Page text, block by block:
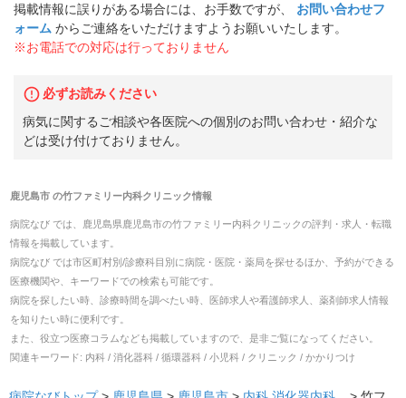
掲載情報に誤りがある場合には、お手数ですが、
お問い合わせフ
ォーム からご連絡をいただけますようお願いいたします。
※お電話での対応は行っておりません
必ずお読みください
病気に関するご相談や各医院への個別のお問い合わせ・紹介な
どは受け付けておりません。
鹿児島市の竹ファミリー内科クリニック情報
病院なび では、 鹿児島県鹿児島市の竹ファミリー内科クリニックの評判・求人・転職
情報を掲載しています。
病院なび では市区町村別/診療科目別に病院・医院・薬局を探せるほか、予約ができる
医療機関や、キーワードでの検索も可能です。
病院を探したい時、診療時間を調べたい時、医師求人や看護師求人、薬剤師求人情報
を知りたい時に便利です。
また、役立つ医療コラムなども掲載していますので、是非ご覧になってください。
関連キーワード: 内科 / 消化器科 / 循環器科 / 小児科 / クリニック / かかりつけ